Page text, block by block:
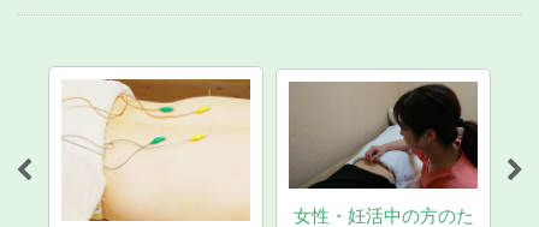
女性・妊活中の方のた